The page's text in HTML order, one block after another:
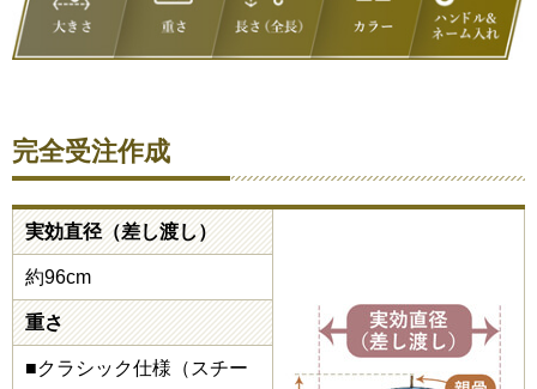
完全受注作成
実効直径（差し渡し）
約96cm
重さ
■クラシック仕様（スチー